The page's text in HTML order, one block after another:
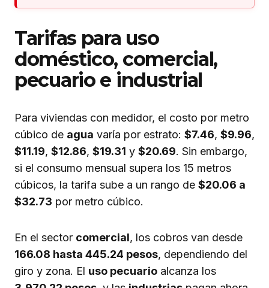
Tarifas para uso
doméstico, comercial,
pecuario e industrial
Para viviendas con medidor, el costo por metro
cúbico de agua varía por estrato: $7.46, $9.96,
$11.19, $12.86, $19.31 y $20.69. Sin embargo,
si el consumo mensual supera los 15 metros
cúbicos, la tarifa sube a un rango de $20.06 a
$32.73 por metro cúbico.
En el sector comercial, los cobros van desde
166.08 hasta 445.24 pesos, dependiendo del
giro y zona. El uso pecuario alcanza los